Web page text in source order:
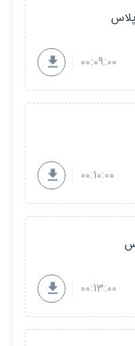
00:09:00
00:10:00
00:13:00